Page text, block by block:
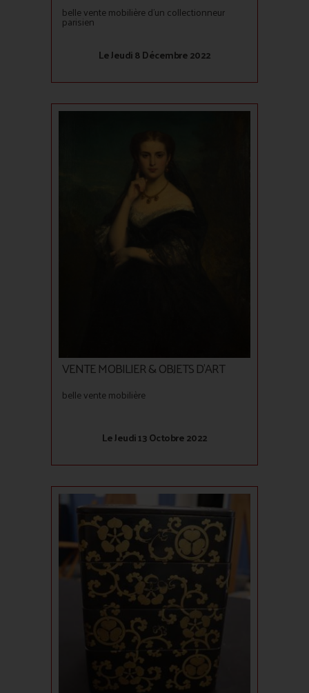
belle vente mobilière d'un collectionneur
parisien
Le Jeudi 8 Décembre 2022
VENTE MOBILIER & OBJETS D'ART
belle vente mobilière
Le Jeudi 13 Octobre 2022